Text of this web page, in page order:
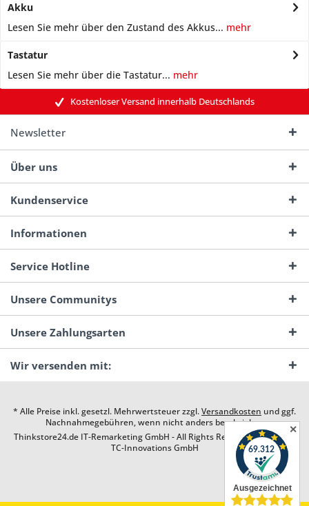
Akku
Lesen Sie mehr über den Zustand des Akkus... mehr
Tastatur
Lesen Sie mehr über die Tastatur... mehr
Kostenloser Versand innerhalb Deutschlands
Newsletter
Über uns
Kundenservice
Informationen
Service Hotline
Unsere Communitys
Unsere Zahlungsarten
Wir versenden mit:
* Alle Preise inkl. gesetzl. Mehrwertsteuer zzgl.Versandkosten und ggf.
Nachnahmegebühren, wenn nicht anders beschrieben
Thinkstore24.de IT-Remarketing GmbH - All Rights Reserved. Design by
TC-Innovations GmbH
✕